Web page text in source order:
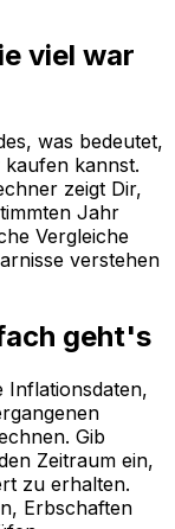
viel war
was bedeutet,
kannst.
zeigt Dir,
Jahr
Vergleiche
verstehen
geht's
Inflationsdaten,
Gib
Zeitraum ein,
zu erhalten.
Erbschaften